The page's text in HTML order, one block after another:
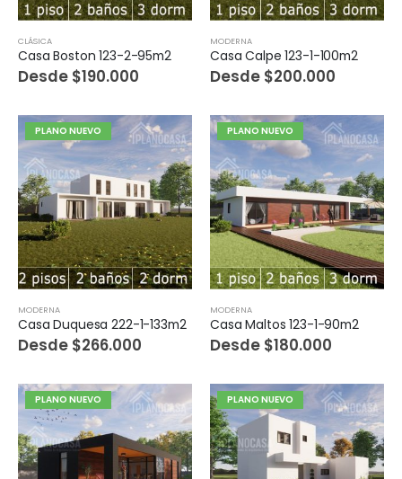
CLÁSICA
Casa Boston 123-2-95m2
Desde $190.000
MODERNA
Casa Calpe 123-1-100m2
Desde $200.000
PLANO NUEVO
MODERNA
Casa Duquesa 222-1-133m2
Desde $266.000
PLANO NUEVO
MODERNA
Casa Maltos 123-1-90m2
Desde $180.000
PLANO NUEVO PLANO NUEVO